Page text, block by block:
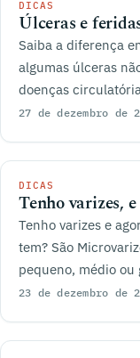
DICAS
Úlceras e
Saiba a diferença
algumas úlceras
doenças
27 de dezembro de
DICAS
Tenho varizes,
Tenho varizes e
tem? São
pequeno, médio ou
23 de dezembro de